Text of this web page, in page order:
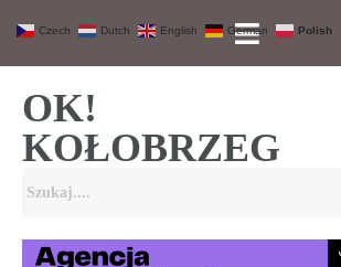
OK!
KOŁOBRZEG
Czech Dutch English German Polish